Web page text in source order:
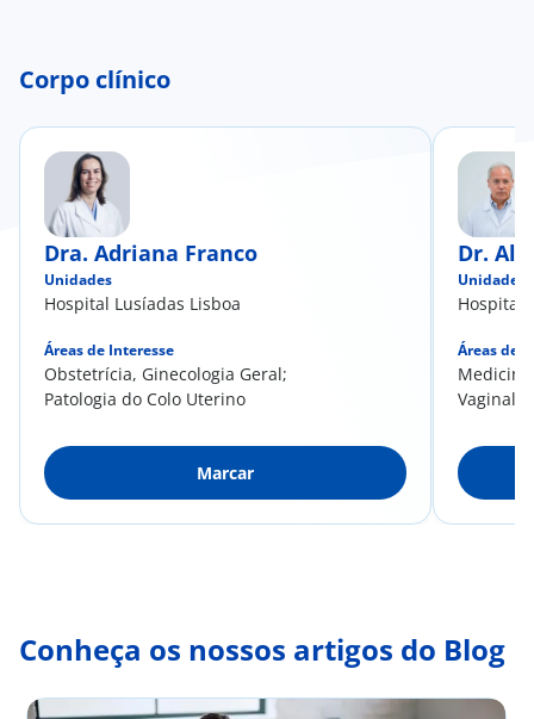
Corpo clínico
Dra. Adriana Franco
Unidades
Hospital Lusíadas Lisboa
Áreas de Interesse
Obstetrícia, Ginecologia Geral;
Patologia do Colo Uterino
Marcar
Dr.
Unidades
Hospital
Áreas de
Vaginal
Conheça os nossos artigos do Blog